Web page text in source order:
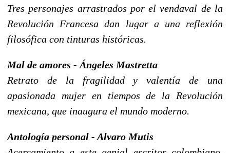
Tres personajes arrastrados por el vendaval de la
Revolución Francesa dan lugar a una reflexión
filosófica con tinturas históricas.
Mal de amores - Ángeles Mastretta
Retrato de la fragilidad y valentía de una
apasionada mujer en tiempos de la Revolución
mexicana, que inaugura el mundo moderno.
Antología personal - Alvaro Mutis